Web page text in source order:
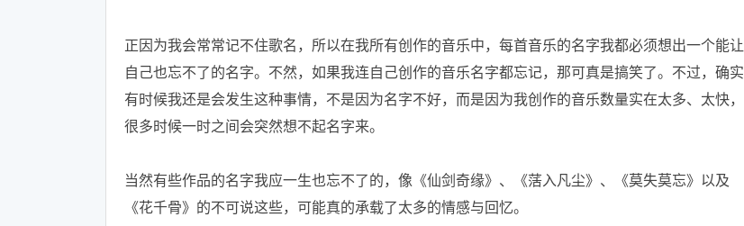
正因为我会常常记不住歌名，所以在我所有创作的音乐中，每首音乐的名字我都必须想出一个能让
自己也忘不了的名字。不然，如果我连自己创作的音乐名字都忘记，那可真是搞笑了。不过，确实
有时候我还是会发生这种事情，不是因为名字不好，而是因为我创作的音乐数量实在太多、太快，
很多时候一时之间会突然想不起名字来。
当然有些作品的名字我应一生也忘不了的，像《仙剑奇缘》、《萿入凡尘》、《莫失莫忘》以及
《花千骨》的不可说这些，可能真的承载了太多的情感与回忆。